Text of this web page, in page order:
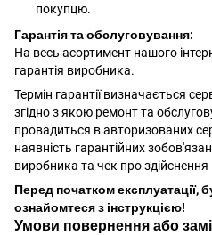
покупцю.
Гарантія та обслуговування:
На весь асортимент нашого
гарантія виробника.
Термін гарантії визначається
згідно з якою ремонт та
провадиться в авторизованих
наявність гарантійних
виробника та чек про
Перед початком експлуатації,
ознайомтеся з інструкцією!
Умови повернення або